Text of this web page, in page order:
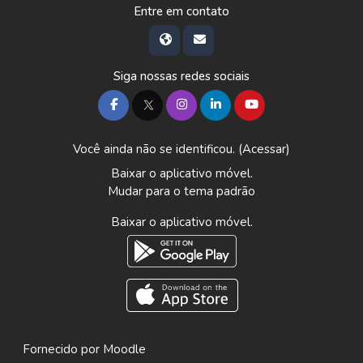
Entre em contato
Siga nossas redes sociais
Você ainda não se identificou. (Acessar)
Baixar o aplicativo móvel.
Mudar para o tema padrão
Baixar o aplicativo móvel.
Fornecido por Moodle